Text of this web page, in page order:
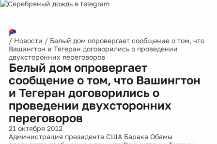
/ Новости / Белый дом опровергает сообщение о том, что
Вашингтон и Тегеран договорились о проведении
двухсторонних переговоров
Белый дом опровергает
сообщение о том, что Вашингтон
и Тегеран договорились о
проведении двухсторонних
переговоров
21 октября 2012
Администрация президента США Барака Обамы